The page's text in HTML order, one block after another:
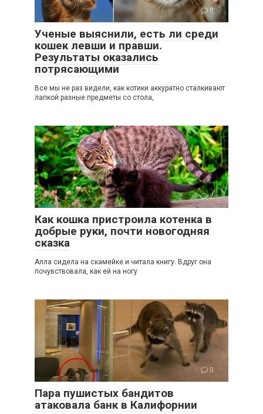
0
Ученые выяснили, есть ли среди
кошек левши и правши.
Результаты оказались
потрясающими
Все мы не раз видели, как котики аккуратно сталкивают
лапкой разные предметы со стола,
2
Как кошка пристроила котенка в
добрые руки, почти новогодняя
сказка
Алла сидела на скамейке и читала книгу. Вдруг она
почувствовала, как ей на ногу
0
Пара пушистых бандитов
атаковала банк в Калифорнии